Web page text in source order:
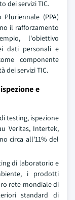
dei servizi TIC.
(PPA)
il rafforzamento
l'obiettivo
dati personali e
componente
dei servizi TIC.
e
testing, ispezione
Veritas, Intertek,
circa all'11% del
di laboratorio e
i prodotti
rete mondiale di
standard di